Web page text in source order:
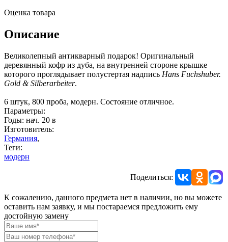
Оценка товара
Описание
Великолепный антикварный подарок! Оригинальный
деревянный кофр из дуба, на внутренней стороне крышке
которого проглядывает полустертая надпись Hans Fuchshuber.
Gold & Silberarbeiter.
6 штук, 800 проба, модерн. Состояние отличное.
Параметры:
Годы: нач. 20 в
Изготовитель:
Германия,
Теги:
модерн
Поделиться:
К сожалению, данного предмета нет в наличии, но вы можете
оставить нам заявку, и мы постараемся предложить ему
достойную замену